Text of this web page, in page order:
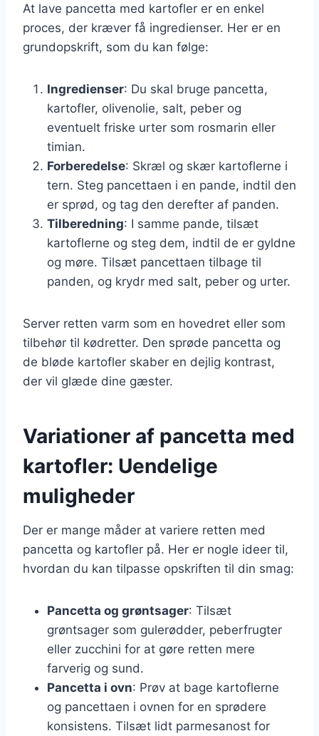
At lave pancetta med kartofler er en enkel
proces, der kræver få ingredienser. Her er en
grundopskrift, som du kan følge:
Ingredienser: Du skal bruge pancetta,
kartofler, olivenolie, salt, peber og
eventuelt friske urter som rosmarin eller
timian.
Forberedelse: Skræl og skær kartoflerne i
tern. Steg pancettaen i en pande, indtil den
er sprød, og tag den derefter af panden.
Tilberedning: I samme pande, tilsæt
kartoflerne og steg dem, indtil de er gyldne
og møre. Tilsæt pancettaen tilbage til
panden, og krydr med salt, peber og urter.
Server retten varm som en hovedret eller som
tilbehør til kødretter. Den sprøde pancetta og
de bløde kartofler skaber en dejlig kontrast,
der vil glæde dine gæster.
Variationer af pancetta med
kartofler: Uendelige
muligheder
Der er mange måder at variere retten med
pancetta og kartofler på. Her er nogle ideer til,
hvordan du kan tilpasse opskriften til din smag:
Pancetta og grøntsager: Tilsæt
grøntsager som gulerødder, peberfrugter
eller zucchini for at gøre retten mere
farverig og sund.
Pancetta i ovn: Prøv at bage kartoflerne
og pancettaen i ovnen for en sprødere
konsistens. Tilsæt lidt parmesanost for